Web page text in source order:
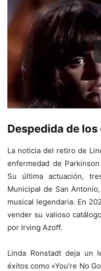
Despedida de
La noticia del retiro de
enfermedad de
Su última actuación,
Municipal de San
musical legendaria. En
vender su valioso
por Irving Azoff.
Linda Ronstadt deja un
éxitos como «You’re No